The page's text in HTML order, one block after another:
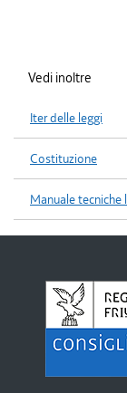
Vedi inoltre
Iter delle leggi
Costituzione
Manuale tecniche